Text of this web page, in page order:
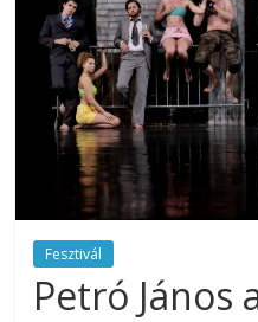
Fesztivál
Petró János